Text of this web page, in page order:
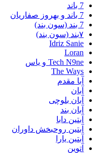
7 باند
7 باند و بهروز صفاریان
7 بند (سون بند)
۷بند (سون بند)
Idriz Sanie
Loran
Tech N9ne و یاس
The Ways
آبا مقدم
آبان
آبان بلوچی
آبان بند
آبتین دابا
آبتین روحبخش داوران
آبتین یارا
آتوین